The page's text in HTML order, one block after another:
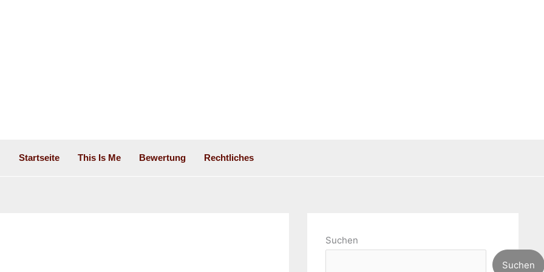
Startseite This Is Me Bewertung Rechtliches
Suchen
Suchen